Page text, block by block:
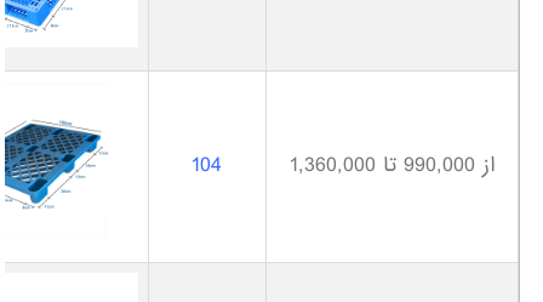
از 990,000 تا 1,360,000 104